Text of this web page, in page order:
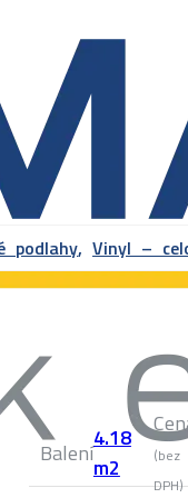
podlahy,Vinyl –
Balení4.18
m2
(bez
DPH)